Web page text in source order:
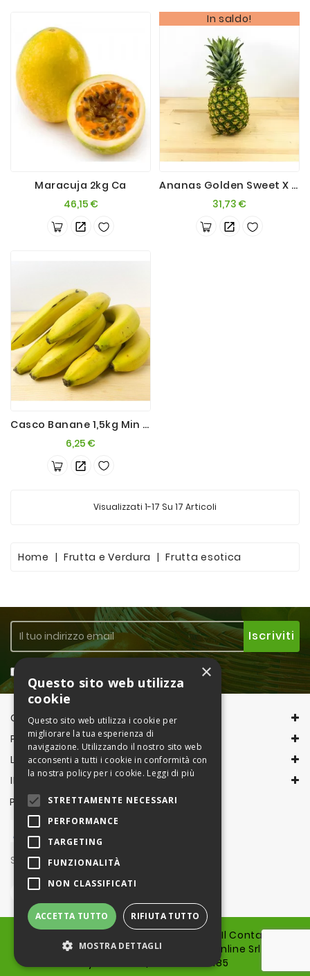
Home Frutta e Verdura Frutta esotica
Maracuja 2kg Ca
46,15 €Prezzo
In saldo!
Ananas Golden Sweet X 6 Pz.
31,73 €Prezzo
Casco Banane 1,5kg Min X 2
6,25 €Prezzo
Visualizzati 1-17 Su 17 Articoli
CONTACT INFORMATION
PRODOTTI
LA NOSTRA AZIENDA
IL TUO ACCOUNT
PAGAMENTI CON
Seguici su
© 2026 - Piattaforma, sito e marchio Il Contadino
online sono proprietà di Il Contadino online Srl - Run
by: Good srl | IT02472930185
×
Questo sito web utilizza
cookie
Questo sito web utilizza i cookie per
migliorare la tua esperienza di
navigazione. Utilizzando il nostro sito web
acconsenti a tutti i cookie in conformità con
la nostra policy per i cookie. Leggi di più
STRETTAMENTE NECESSARI
PERFORMANCE
TARGETING
FUNZIONALITÀ
NON CLASSIFICATI
ACCETTA TUTTO RIFIUTA TUTTO
MOSTRA DETTAGLI